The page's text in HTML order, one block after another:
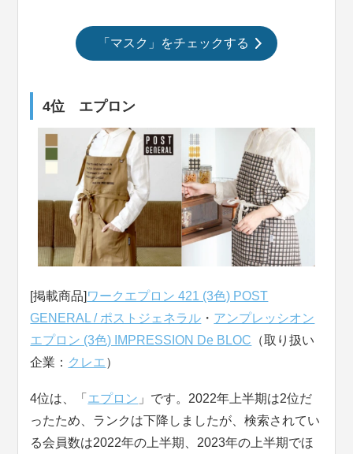
「マスク」をチェックする
4位 エプロン
[掲載商品] ワークエプロン 421 (3色) POST
GENERAL / ポストジェネラル ・ アンプレッシオン
エプロン (3色) IMPRESSION De BLOC （取り扱い
企業： クレエ）
4位は、「 エプロン 」です。2022年上半期は2位だ
ったため、ランクは下降しましたが、検索されてい
る会員数は2022年の上半期、2023年の上半期でほ